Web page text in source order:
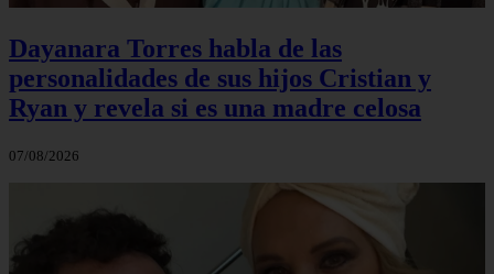
Dayanara Torres habla de las
personalidades de sus hijos Cristian y
Ryan y revela si es una madre celosa
07/08/2026